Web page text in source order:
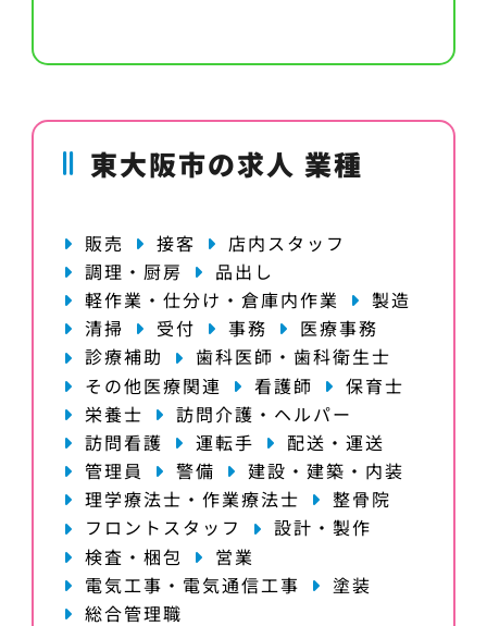
東大阪市の求人 業種
販売 接客
店内スタッフ
調理・厨房
品出し
軽作業・仕分け・倉庫内作業
製造
清掃
受付 事務
医療事務
診療補助
歯科医師・歯科衛生士
その他医療関連
看護師
保育士
栄養士
訪問介護・ヘルパー
訪問看護
運転手
配送・運送
管理員
警備
建設・建築・内装
理学療法士・作業療法士
整骨院
フロントスタッフ
設計・製作
検査・梱包
営業
電気工事・電気通信工事
塗装
総合管理職